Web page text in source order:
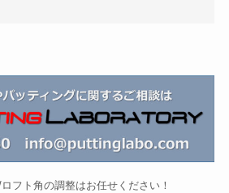
フト角の調整はお任せください！